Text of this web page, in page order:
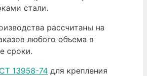
стали.
рассчитаны на
любого объема в
сроки.
13958-74 для крепления